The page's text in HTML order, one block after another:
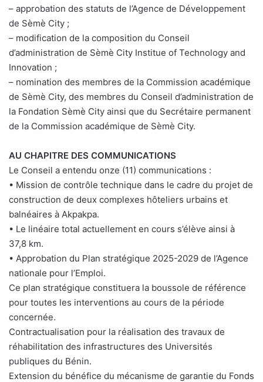
– approbation des statuts de l’Agence de Développement
de Sèmè City ;
– modification de la composition du Conseil
d’administration de Sèmè City Institue of Technology and
Innovation ;
– nomination des membres de la Commission académique
de Sèmè City, des membres du Conseil d’administration de
la Fondation Sèmè City ainsi que du Secrétaire permanent
de la Commission académique de Sèmè City.
AU CHAPITRE DES COMMUNICATIONS
Le Conseil a entendu onze (11) communications :
• Mission de contrôle technique dans le cadre du projet de
construction de deux complexes hôteliers urbains et
balnéaires à Akpakpa.
• Le linéaire total actuellement en cours s’élève ainsi à
37,8 km.
• Approbation du Plan stratégique 2025-2029 de l’Agence
nationale pour l’Emploi.
Ce plan stratégique constituera la boussole de référence
pour toutes les interventions au cours de la période
concernée.
Contractualisation pour la réalisation des travaux de
réhabilitation des infrastructures des Universités
publiques du Bénin.
Extension du bénéfice du mécanisme de garantie du Fonds